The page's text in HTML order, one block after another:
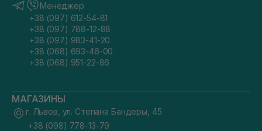
В нашем каталоге собраны лучшие товары от
отечественных и зарубежных производителей. Самые
популярные средства этой категории — доступные
европейские, натуральные корейские, американские и
итальянские линейки для профессионального ухода. Вся
продукция является безопасной, не утяжеляет локоны и
Преимущества профессиональных средств
для укладки волос
Менеджер
+38 (097) 612-54-81
+38 (097) 788-12-88
+38 (097) 983-41-20
+38 (068) 693-46-00
+38 (068) 951-22-86
МАГАЗИНЫ
г. Львов, ул. Степана Бандеры, 45
+38 (098) 778-13-79